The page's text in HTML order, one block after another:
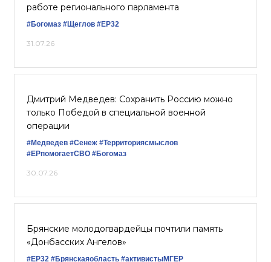
работе регионального парламента
#Богомаз #Щеглов #ЕР32
31.07.26
Дмитрий Медведев: Сохранить Россию можно
только Победой в специальной военной
операции
#Медведев #Сенеж #Территориясмыслов
#ЕРпомогаетСВО #Богомаз
30.07.26
Брянские молодогвардейцы почтили память
«Донбасских Ангелов»
#ЕР32 #Брянскаяобласть #активистыМГЕР